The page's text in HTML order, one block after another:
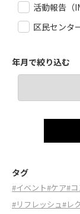
活動報告（IN
区民センタ
年月で絞り込む
タグ
#イベント#ケア#コ
#リフレッシュ#レク